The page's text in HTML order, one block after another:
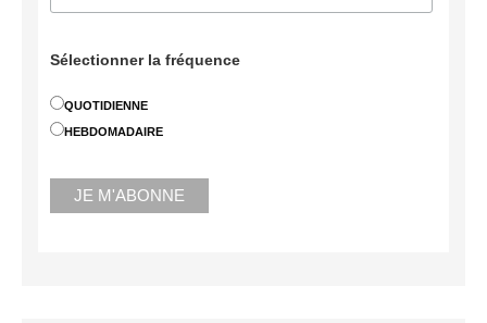
Sélectionner la fréquence
QUOTIDIENNE
HEBDOMADAIRE